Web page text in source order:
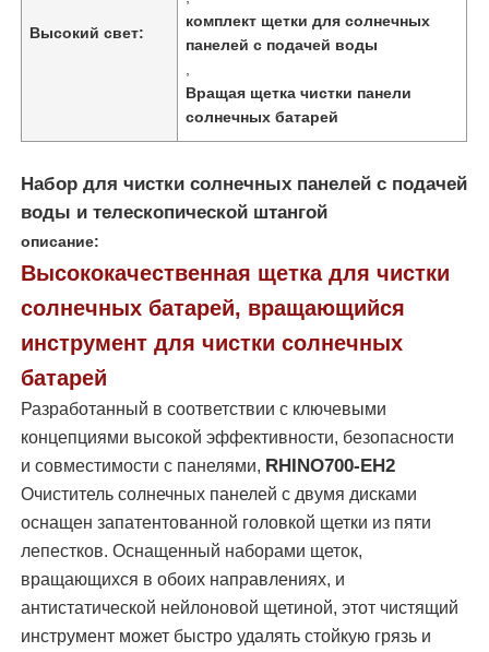
Главная страница
Продукция
Ролики
О Компании
Наша фабрика
контроль качества
контактные данные
Новости
Высокий свет:
комплект щетки для солнечных
панелей с подачей воды
Вращая щетка чистки панели
солнечных батарей
Набор для чистки солнечных панелей с подачей
воды и телескопической штангой
описание:
Высококачественная щетка для чистки
солнечных батарей, вращающийся
инструмент для чистки солнечных
батарей
Разработанный в соответствии с ключевыми
концепциями высокой эффективности, безопасности
и совместимости с панелями, RHINO700-EH2
Очиститель солнечных панелей с двумя дисками
оснащен запатентованной головкой щетки из пяти
лепестков. Оснащенный наборами щеток,
вращающихся в обоих направлениях, и
антистатической нейлоновой щетиной, этот чистящий
инструмент может быстро удалять стойкую грязь и